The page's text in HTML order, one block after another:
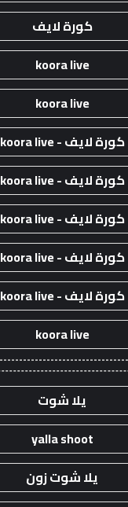
كورة لايف
koora live
koora live
كورة لايف - koora live
كورة لايف - koora live
كورة لايف - koora live
كورة لايف - koora live
كورة لايف - koora live
koora live
يلا شوت
yalla shoot
يلا شوت زون